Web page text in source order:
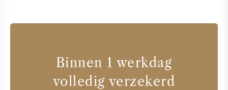
Binnen 1 werkdag
volledig verzekerd